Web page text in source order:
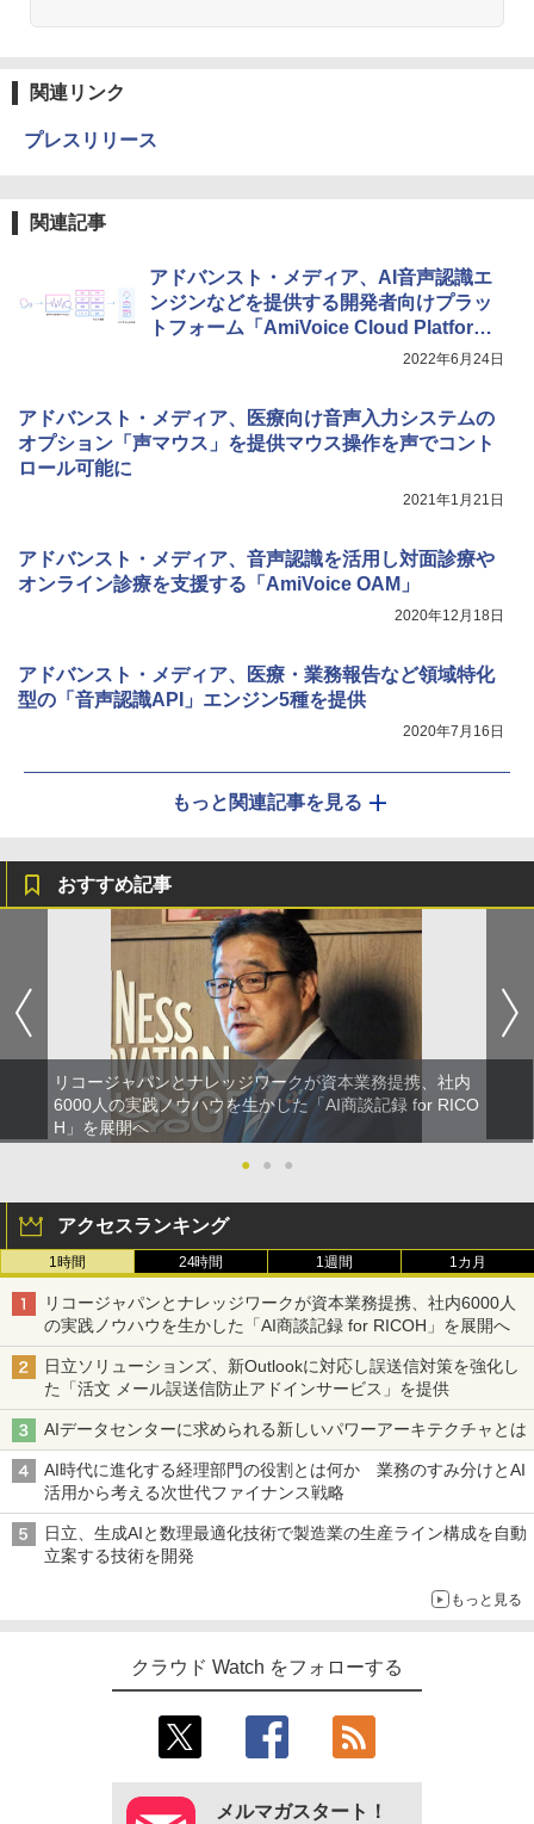
関連リンク
プレスリリース
関連記事
アドバンスト・メディア、AI音声認識エ
ンジンなどを提供する開発者向けプラッ
トフォーム「AmiVoice Cloud Platfor
2022年6月24日
アドバンスト・メディア、医療向け音声入力システムの
オプション「声マウス」を提供マウス操作を声でコント
ロール可能に
2021年1月21日
アドバンスト・メディア、音声認識を活用し対面診療や
オンライン診療を支援する「AmiVoice OAM」
2020年12月18日
アドバンスト・メディア、医療・業務報告など領域特化
型の「音声認識API」エンジン5種を提供
2020年7月16日
もっと関連記事を見る
おすすめ記事
リコージャパンとナレッジワークが資本業務提携、社内
6000人の実践ノウハウを生かした「AI商談記録 for RICO
H」を展開へ
●
● ●
アクセスランキング
1時間 24時間 1週間 1カ月
リコージャパンとナレッジワークが資本業務提携、社内6000人
の実践ノウハウを生かした「AI商談記録 for RICOH」を展開へ
日立ソリューションズ、新Outlookに対応し誤送信対策を強化し
た「活文 メール誤送信防止アドインサービス」を提供
AIデータセンターに求められる新しいパワーアーキテクチャとは
AI時代に進化する経理部門の役割とは何か 業務のすみ分けとAI
活用から考える次世代ファイナンス戦略
日立、生成AIと数理最適化技術で製造業の生産ライン構成を自動
立案する技術を開発
もっと見る
クラウド Watch をフォローする
メルマガスタート！